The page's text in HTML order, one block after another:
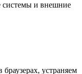
и внешние
устраняем